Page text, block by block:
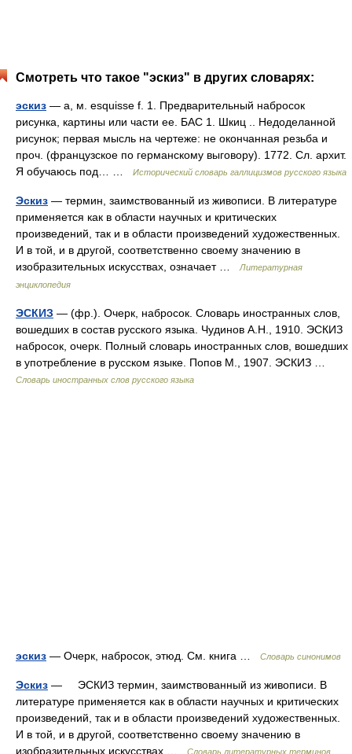
Смотреть что такое "эскиз" в других словарях:
эскиз — а, м. esquisse f. 1. Предварительный набросок
рисунка, картины или части ее. БАС 1. Шкиц .. Недоделанной
рисунок; первая мысль на чертеже: не окончанная резьба и
проч. (французское по германскому выговору). 1772. Сл. архит.
Я обучаюсь под… …
Исторический словарь галлицизмов русского языка
Эскиз — термин, заимствованный из живописи. В литературе
применяется как в области научных и критических
произведений, так и в области произведений художественных.
И в той, и в другой, соответственно своему значению в
изобразительных искусствах, означает …
Литературная
энциклопедия
ЭСКИЗ — (фр.). Очерк, набросок. Словарь иностранных слов,
вошедших в состав русского языка. Чудинов А.Н., 1910. ЭСКИЗ
набросок, очерк. Полный словарь иностранных слов, вошедших
в употребление в русском языке. Попов М., 1907. ЭСКИЗ …
Словарь иностранных слов русского языка
эскиз — Очерк, набросок, этюд. См. книга … Словарь синонимов
Эскиз — ЭСКИЗ термин, заимствованный из живописи. В
литературе применяется как в области научных и критических
произведений, так и в области произведений художественных.
И в той, и в другой, соответственно своему значению в
изобразительных искусствах …
Словарь литературных терминов